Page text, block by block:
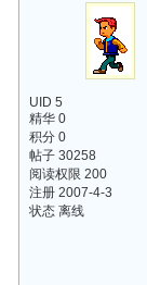
UID 5
精华 0
积分 0
帖子 30258
阅读权限 200
注册 2007-4-3
状态 离线